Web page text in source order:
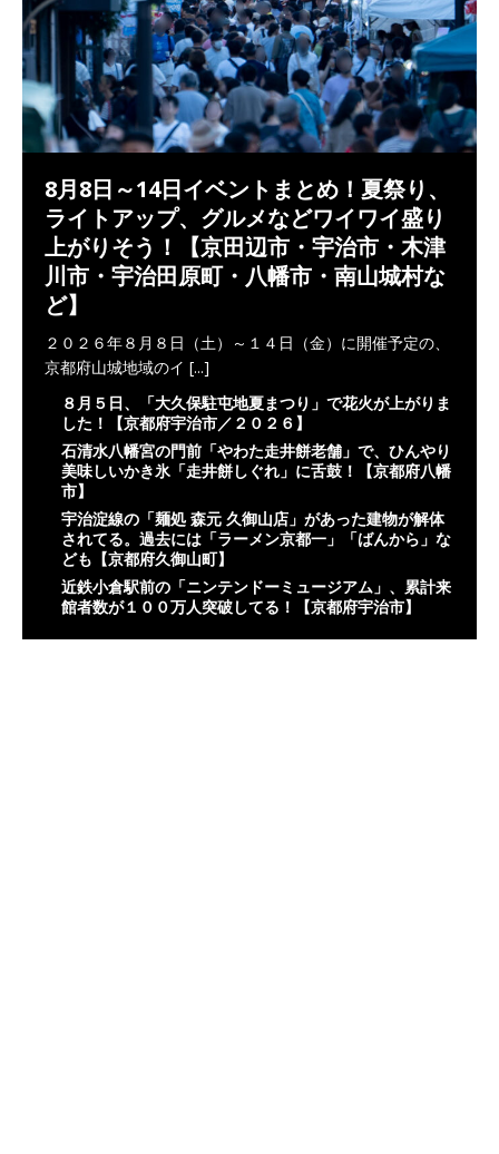
8月8日～14日イベントまとめ！夏祭り、
ライトアップ、グルメなどワイワイ盛り
上がりそう！【京田辺市・宇治市・木津
川市・宇治田原町・八幡市・南山城村な
ど】
２０２６年８月８日（土）～１４日（金）に開催予定の、
京都府山城地域のイ [...]
８月５日、「大久保駐屯地夏まつり」で花火が上がりま
した！【京都府宇治市／２０２６】
石清水八幡宮の門前「やわた走井餅老舗」で、ひんやり
美味しいかき氷「走井餅しぐれ」に舌鼓！【京都府八幡
市】
宇治淀線の「麺処 森元 久御山店」があった建物が解体
されてる。過去には「ラーメン京都一」「ばんから」な
ども【京都府久御山町】
近鉄小倉駅前の「ニンテンドーミュージアム」、累計来
館者数が１００万人突破してる！【京都府宇治市】